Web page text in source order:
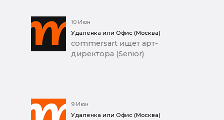
10 Июн
Удаленка или Офис (Москва)
commersart ищет арт-
директора (Senior)
9 Июн
Удаленка или Офис (Москва)